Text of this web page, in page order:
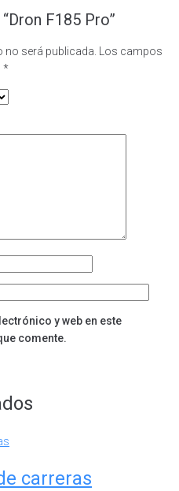
F185 Pro”
será publicada.
Los campos
*
y web en este
comente.
carreras